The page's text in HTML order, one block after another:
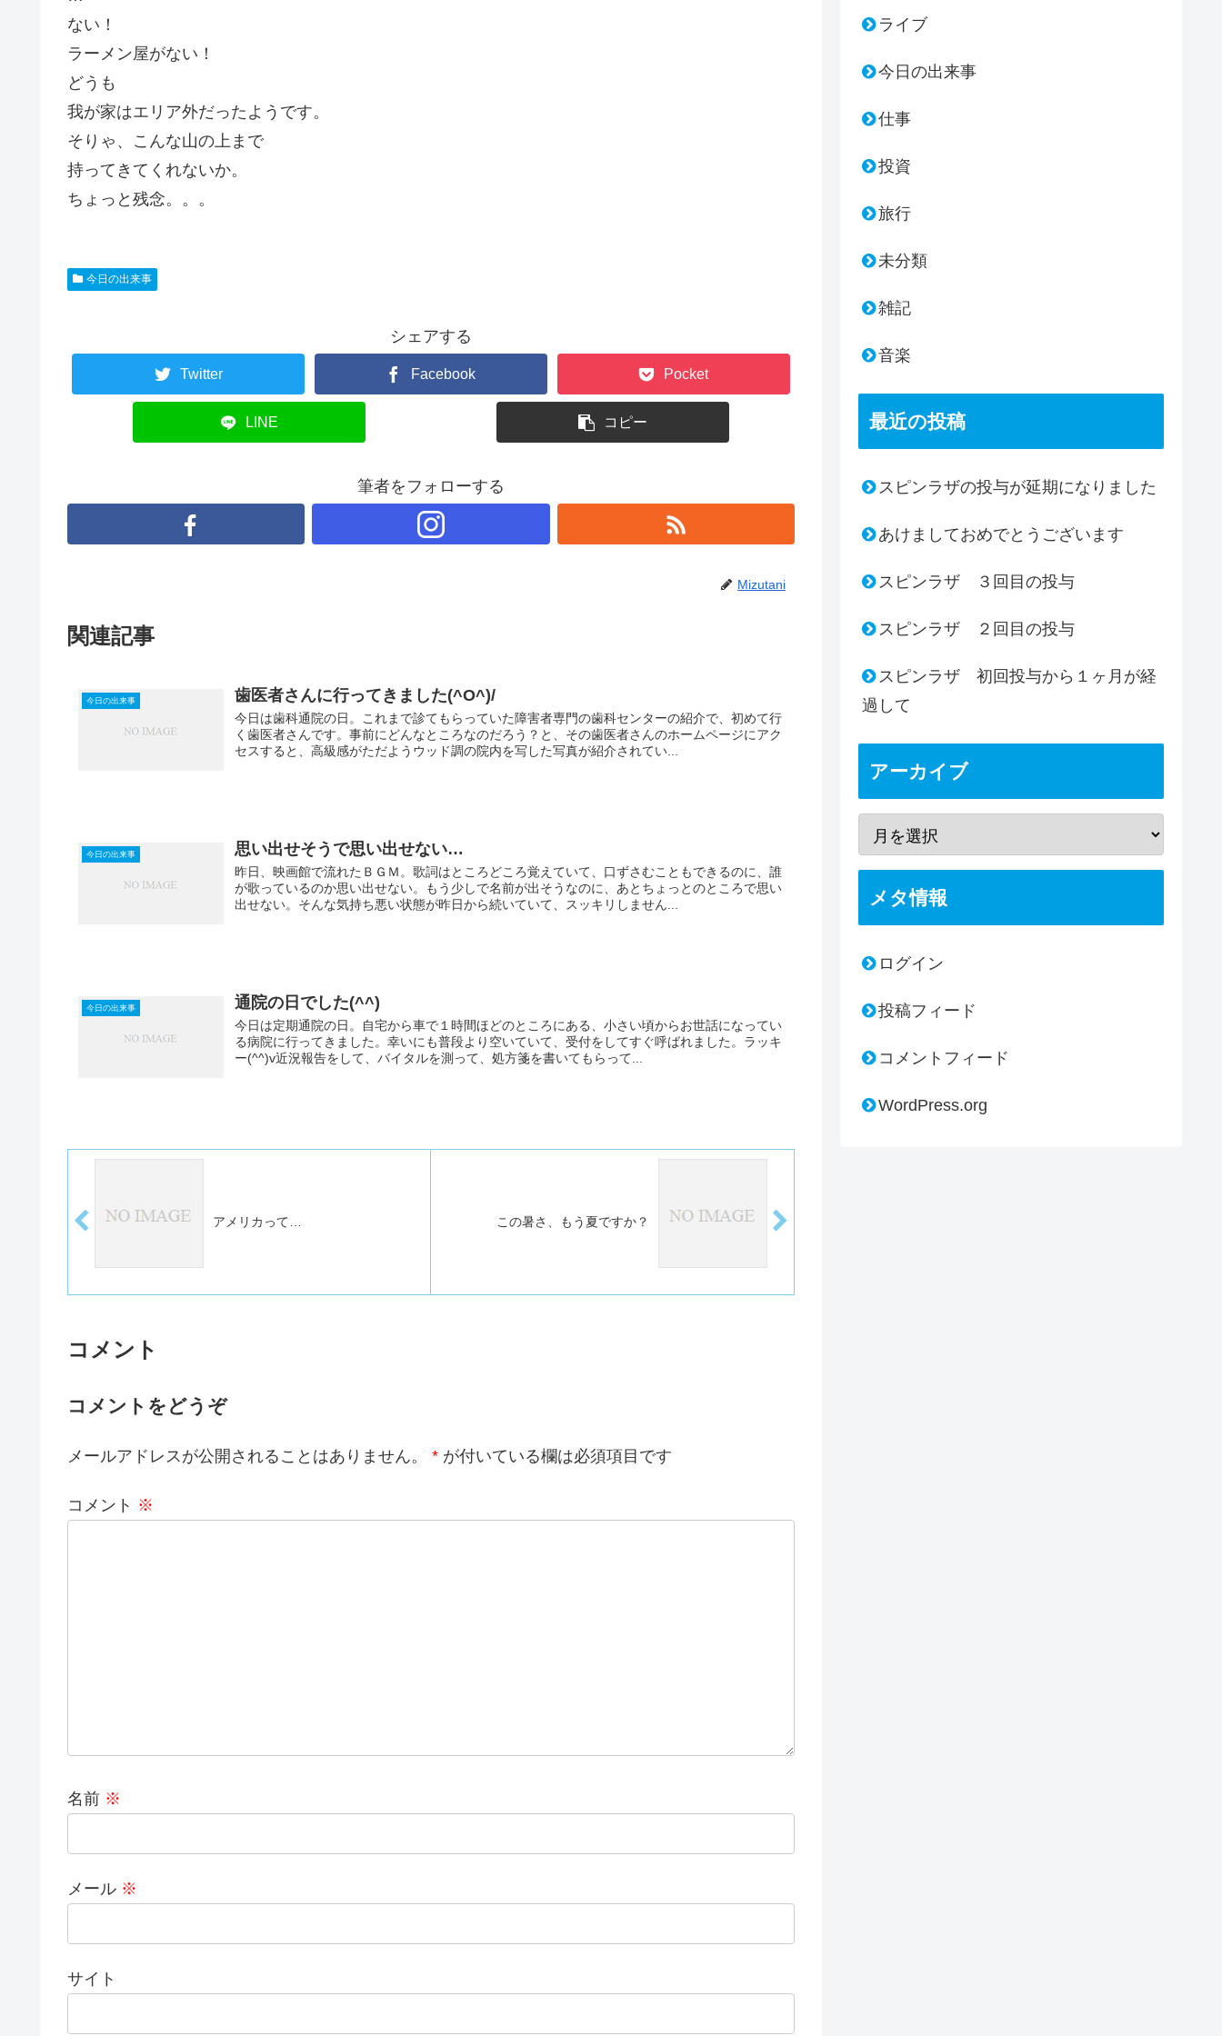
ない！
ラーメン屋がない！
どうも
我が家はエリア外だったようです。
そりゃ、こんな山の上まで
持ってきてくれないか。
ちょっと残念。。。
今日の出来事
シェアする
Twitter Facebook Pocket
LINE コピー
筆者をフォローする
Mizutani
関連記事
今日の出来事 歯医者さんに行ってきました(^O^)/
今日は歯科通院の日。これまで診てもらっていた障害者専門の歯科センターの紹介で、初めて行
く歯医者さんです。事前にどんなところなのだろう？と、その歯医者さんのホームページにアク
セスすると、高級感がただようウッド調の院内を写した写真が紹介されてい...
今日の出来事 思い出せそうで思い出せない…
昨日、映画館で流れたＢＧＭ。歌詞はところどころ覚えていて、口ずさむこともできるのに、誰
が歌っているのか思い出せない。もう少しで名前が出そうなのに、あとちょっとのところで思い
出せない。そんな気持ち悪い状態が昨日から続いていて、スッキリしません...
今日の出来事 通院の日でした(^^)
今日は定期通院の日。自宅から車で１時間ほどのところにある、小さい頃からお世話になってい
る病院に行ってきました。幸いにも普段より空いていて、受付をしてすぐ呼ばれました。ラッキ
ー(^^)v近況報告をして、バイタルを測って、処方箋を書いてもらって...
アメリカって… この暑さ、もう夏ですか？
コメント
コメントをどうぞ
メールアドレスが公開されることはありません。 * が付いている欄は必須項目です
コメント ※
名前 ※
メール ※
サイト
ライブ
今日の出来事
仕事
投資
旅行
未分類
雑記
音楽
最近の投稿
スピンラザの投与が延期になりました
あけましておめでとうございます
スピンラザ ３回目の投与
スピンラザ ２回目の投与
スピンラザ 初回投与から１ヶ月が経
過して
アーカイブ
メタ情報
ログイン
投稿フィード
コメントフィード
WordPress.org